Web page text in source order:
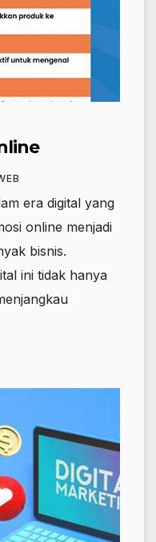
era digital yang
online menjadi
bisnis.
ini tidak hanya